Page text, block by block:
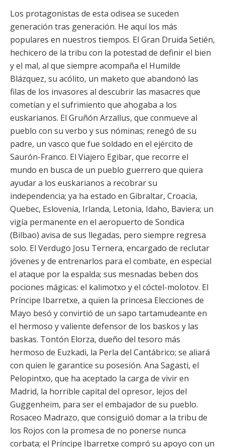
Los protagonistas de esta odisea se suceden
generación tras generación. He aquí los más
populares en nuestros tiempos. El Gran Druida Setién,
hechicero de la tribu con la potestad de definir el bien
y el mal, al que siempre acompaña el Humilde
Blázquez, su acólito, un maketo que abandonó las
filas de los invasores al descubrir las masacres que
cometían y el sufrimiento que ahogaba a los
euskarianos. El Gruñón Arzallus, que conmueve al
pueblo con su verbo y sus nóminas; renegó de su
padre, un vasco que fue soldado en el ejército de
Saurón-Franco. El Viajero Egibar, que recorre el
mundo en busca de un pueblo guerrero que quiera
ayudar a los euskarianos a recobrar su
independencia; ya ha estado en Gibraltar, Croacia,
Quebec, Eslovenia, Irlanda, Letonia, Idaho, Baviera; un
vigía permanente en el aeropuerto de Sondica
(Bilbao) avisa de sus llegadas, pero siempre regresa
solo. El Verdugo Josu Ternera, encargado de reclutar
jóvenes y de entrenarlos para el combate, en especial
el ataque por la espalda; sus mesnadas beben dos
pociones mágicas: el kalimotxo y el cóctel-molotov. El
Príncipe Ibarretxe, a quien la princesa Elecciones de
Mayo besó y convirtió de un sapo tartamudeante en
el hermoso y valiente defensor de los baskos y las
baskas. Tontón Elorza, dueño del tesoro más
hermoso de Euzkadi, la Perla del Cantábrico; se aliará
con quien le garantice su posesión. Ana Sagasti, el
Pelopintxo, que ha aceptado la carga de vivir en
Madrid, la horrible capital del opresor, lejos del
Guggenheim, para ser el embajador de su pueblo.
Rosaceo Madrazo, que consiguió domar a la tribu de
los Rojos con la promesa de no ponerse nunca
corbata; el Príncipe Ibarretxe compró su apoyo con un